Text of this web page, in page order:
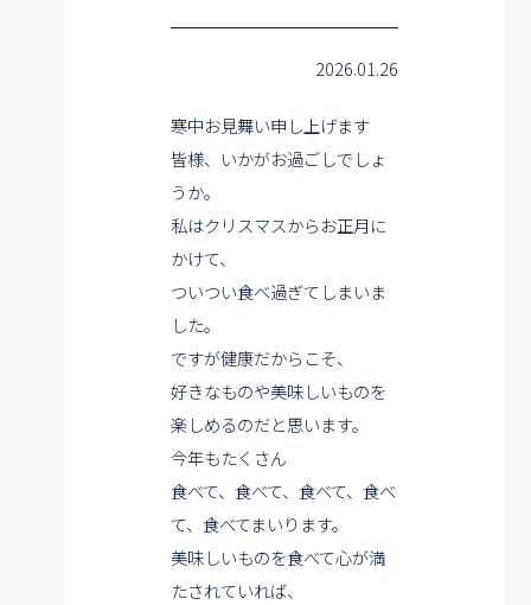
2026.01.26
寒中お見舞い申し上げます
皆様、いかがお過ごしでしょ
うか。
私はクリスマスからお正月に
かけて、
ついつい食べ過ぎてしまいま
した。
ですが健康だからこそ、
好きなものや美味しいものを
楽しめるのだと思います。
今年もたくさん
食べて、食べて、食べて、食べ
て、食べてまいります。
美味しいものを食べて心が満
たされていれば、